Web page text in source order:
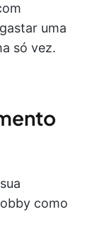
uma
só vez.
como